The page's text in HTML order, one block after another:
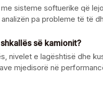
sisteme softuerike që
pa probleme të të
së kamionit?
nivelet e lagështisë dhe
mjedisorë në